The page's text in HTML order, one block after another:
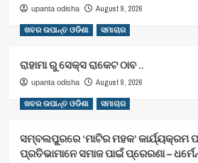
upanta odisha August 9, 2026
ଖବର ଉପାନ୍ତ ଓଡିଶା ସମାଚାର
ରାହାମା ରୁ ସେକ୍ସ ରାକେଟ ଠାବ ..
upanta odisha August 9, 2026
ଖବର ଉପାନ୍ତ ଓଡିଶା ସମାଚାର
ସମ୍ବଲପୁରରେ ‘ମାଟିର ମହକ’ କାର୍ଯ୍ୟକ୍ରମ
ପ୍ରତିଭାମାନେ ସମାଜ ପାଇଁ ପ୍ରେରଣା –